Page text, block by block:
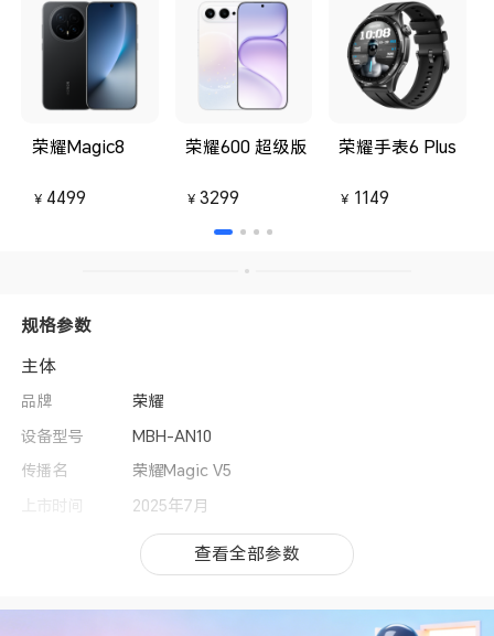
荣耀Magic8
￥ 4499
荣耀600 超级版
￥ 3299
荣耀手表6 Plus
￥ 1149
规格参数
主体
品牌
荣耀
设备型号
MBH-AN10
传播名
荣耀Magic V5
上市时间
2025年7月
MagicOS 9.0.1 （基于Android 15）
MagicOS 9.0.1
MagicOS功能
荣耀YOYO智能体、AI打车、AI制作PPT、AI编
程、AI识屏、AI意图搜索（语义搜索、内容搜
查看全部参数
查看全部参数